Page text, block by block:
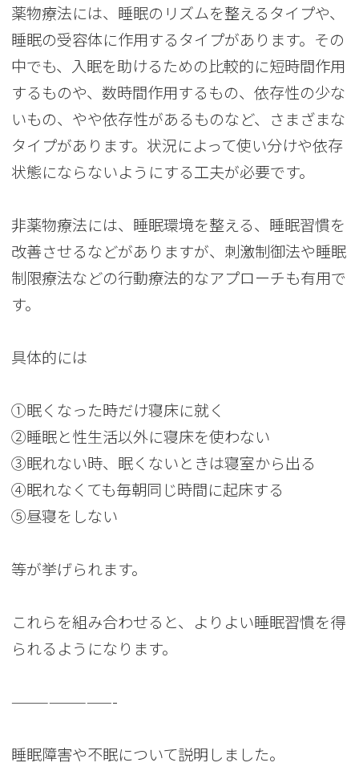
薬物療法には、睡眠のリズムを整えるタイプや、
睡眠の受容体に作用するタイプがあります。その
中でも、入眠を助けるための比較的に短時間作用
するものや、数時間作用するもの、依存性の少な
いもの、やや依存性があるものなど、さまざまな
タイプがあります。状況によって使い分けや依存
状態にならないようにする工夫が必要です。
非薬物療法には、睡眠環境を整える、睡眠習慣を
改善させるなどがありますが、刺激制御法や睡眠
制限療法などの行動療法的なアプローチも有用で
す。
具体的には
①眠くなった時だけ寝床に就く
②睡眠と性生活以外に寝床を使わない
③眠れない時、眠くないときは寝室から出る
④眠れなくても毎朝同じ時間に起床する
⑤昼寝をしない
等が挙げられます。
これらを組み合わせると、よりよい睡眠習慣を得
られるようになります。
————————-
睡眠障害や不眠について説明しました。